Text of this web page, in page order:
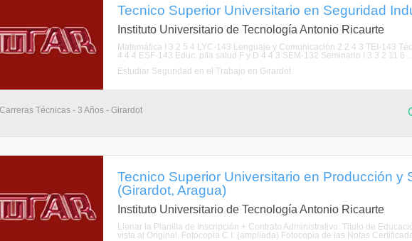
Tecnico Superior Universitario en Seguridad
Instituto Universitario de Tecnología Antonio Ricaurte
Matemática I 3 2 5 4 LYC-143 Lenguaje y Comunicación 2 2 4 3 TEI-143
4 4 4 ESF-143 Educ. p/la salud F y D 4 4 3 SEM-132 Seminario I 3 3 2 11 6 ...
Estudiar Seguridad en el Trabajo en Girardot
Carreras Técnicas - 3 Años - Girardot
Tecnico Superior Universitario en Producción y
(Girardot, Aragua)
Instituto Universitario de Tecnología Antonio Ricaurte
Llenar la Planilla de Inscripción + Contrato Administrativo. Titulo de
vista al Original. Fotocopia C.I. (ampliada) Fotocopia de las Notas